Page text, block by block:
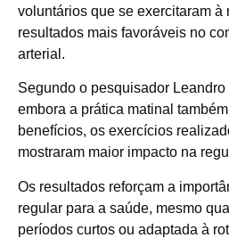
voluntários que se exercitaram à
resultados mais favoráveis no
arterial.
Segundo o pesquisador
embora a prática matinal
benefícios, os exercícios
mostraram maior impacto na
Os resultados reforçam a
regular para a saúde, mesmo
períodos curtos ou adaptada à